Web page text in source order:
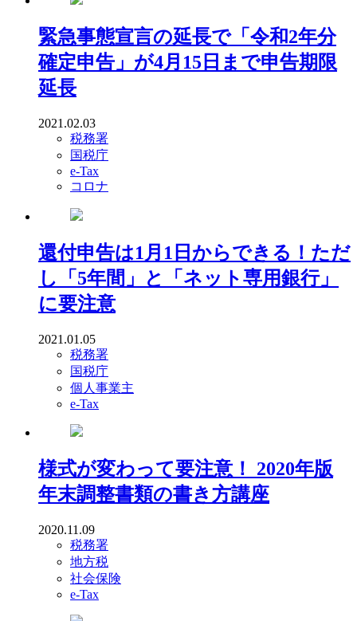
緊急事態宣言の延長で「令和2年分
確定申告」が4月15日まで申告期限
延長
2021.02.03
税務署
国税庁
e-Tax
コロナ
還付申告は1月1日からできる！ただ
し「5年間」と「ネット専用銀行」
に要注意
2021.01.05
税務署
国税庁
個人事業主
e-Tax
様式が変わって要注意！ 2020年版
年末調整書類の書き方講座
2020.11.09
税務署
地方税
社会保険
e-Tax